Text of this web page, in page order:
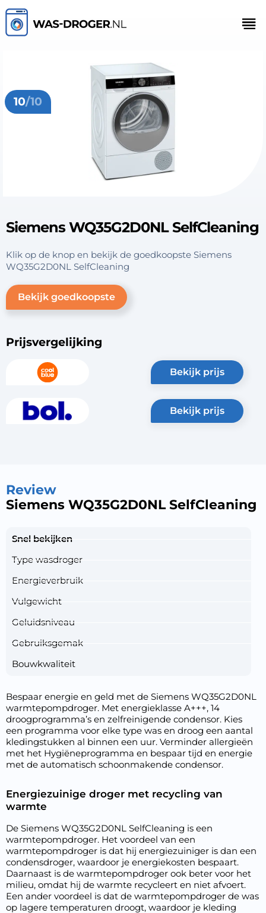
10/10
Siemens WQ35G2D0NL SelfCleaning
Klik op de knop en bekijk de goedkoopste Siemens
WQ35G2D0NL SelfCleaning
Bekijk goedkoopste
Prijsvergelijking
bekijk prijs
bekijk prijs
Review
Siemens WQ35G2D0NL SelfCleaning
Snel bekijken
Type wasdroger
Energieverbruik
Vulgewicht
Geluidsniveau
Gebruiksgemak
Bouwkwaliteit
Bespaar energie en geld met de Siemens WQ35G2D0NL
warmtepompdroger. Met energieklasse A+++, 14
droogprogramma’s en zelfreinigende condensor. Kies
een programma voor elke type was en droog een aantal
kledingstukken al binnen een uur. Verminder allergieën
met het Hygiëneprogramma en bespaar tijd en energie
met de automatisch schoonmakende condensor.
Energiezuinige droger met recycling van
warmte
De Siemens WQ35G2D0NL SelfCleaning is een
warmtepompdroger. Het voordeel van een
warmtepompdroger is dat hij energiezuiniger is dan een
condensdroger, waardoor je energiekosten bespaart.
Daarnaast is de warmtepompdroger ook beter voor het
milieu, omdat hij de warmte recycleert en niet afvoert.
Een ander voordeel is dat de warmtepompdroger de was
op lagere temperaturen droogt, waardoor je kleding